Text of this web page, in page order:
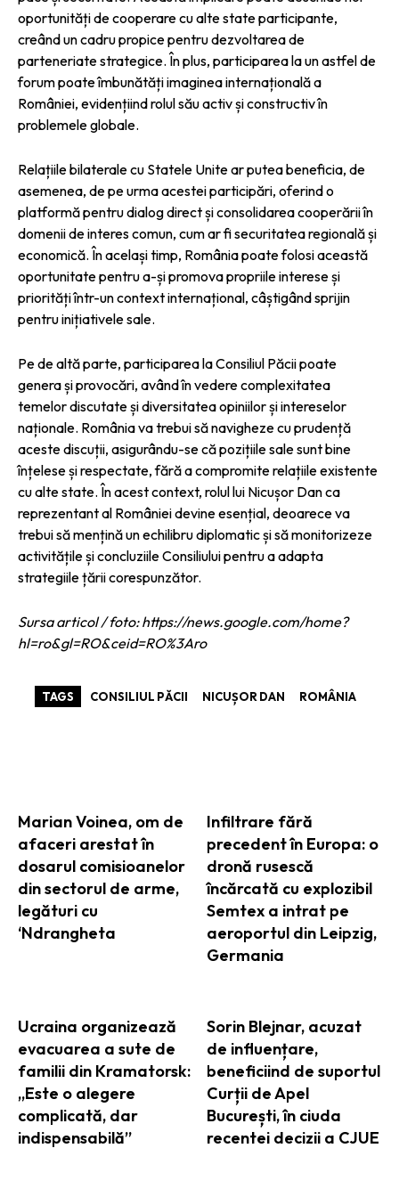
Marian Voinea, om de
afaceri arestat în
dosarul comisioanelor
din sectorul de arme,
legături cu
‘Ndrangheta
Infiltrare fără
precedent în Europa: o
dronă rusescă
încărcată cu explozibil
Semtex a intrat pe
aeroportul din Leipzig,
Germania
Ucraina organizează
evacuarea a sute de
familii din Kramatorsk:
„Este o alegere
complicată, dar
indispensabilă”
Sorin Blejnar, acuzat
de influențare,
beneficiind de suportul
Curții de Apel
București, în ciuda
recentei decizii a CJUE
oportunități de cooperare cu alte state participante,
creând un cadru propice pentru dezvoltarea de
parteneriate strategice. În plus, participarea la un astfel de
forum poate îmbunătăți imaginea internațională a
României, evidențiind rolul său activ și constructiv în
problemele globale.
Relațiile bilaterale cu Statele Unite ar putea beneficia, de
asemenea, de pe urma acestei participări, oferind o
platformă pentru dialog direct și consolidarea cooperării în
domenii de interes comun, cum ar fi securitatea regională și
economică. În același timp, România poate folosi această
oportunitate pentru a-și promova propriile interese și
priorități într-un context internațional, câștigând sprijin
pentru inițiativele sale.
Pe de altă parte, participarea la Consiliul Păcii poate
genera și provocări, având în vedere complexitatea
temelor discutate și diversitatea opiniilor și intereselor
naționale. România va trebui să navigheze cu prudență
aceste discuții, asigurându-se că pozițiile sale sunt bine
înțelese și respectate, fără a compromite relațiile existente
cu alte state. În acest context, rolul lui Nicușor Dan ca
reprezentant al României devine esențial, deoarece va
trebui să mențină un echilibru diplomatic și să monitorizeze
activitățile și concluziile Consiliului pentru a adapta
strategiile țării corespunzător.
Sursa articol / foto: https://news.google.com/home?
hl=ro&gl=RO&ceid=RO%3Aro
TAGS CONSILIUL PĂCII NICUȘOR DAN ROMÂNIA